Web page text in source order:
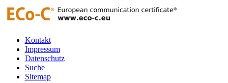
Kontakt
Impressum
Datenschutz
Suche
Sitemap